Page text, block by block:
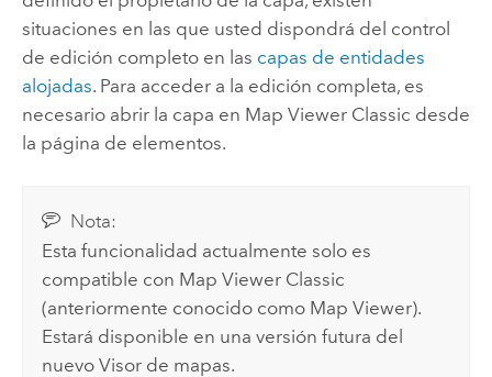
situaciones en las que usted dispondrá del control
de edición completo en las capas de entidades
alojadas. Para acceder a la edición completa, es
necesario abrir la capa en Map Viewer Classic desde
la página de elementos.
Nota:
Esta funcionalidad actualmente solo es
compatible con Map Viewer Classic
(anteriormente conocido como Map Viewer).
Estará disponible en una versión futura del
nuevoVisor de mapas.